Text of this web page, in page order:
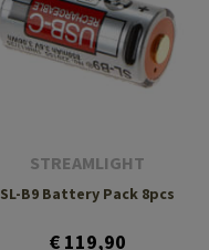
STREAMLIGHT
SL-B9 Battery Pack 8pcs
€ 119,90